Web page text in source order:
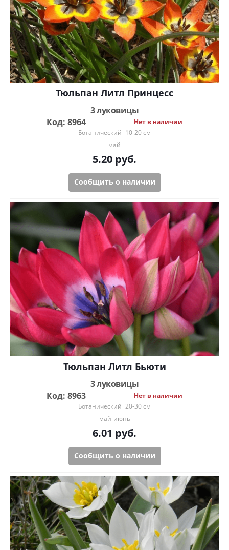
Тюльпан Литл Принцесс
3 луковицы
Код: 8964
Нет в наличии
Ботанический 10-20 см
май
5.20 руб.
Сообщить о наличии
Тюльпан Литл Бьюти
3 луковицы
Код: 8963
Нет в наличии
Ботанический 20-30 см
май-июнь
6.01 руб.
Сообщить о наличии